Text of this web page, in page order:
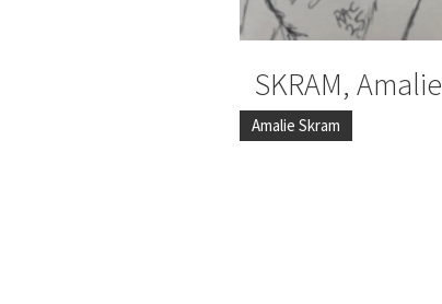
SKRAM, Amalie
Amalie Skram